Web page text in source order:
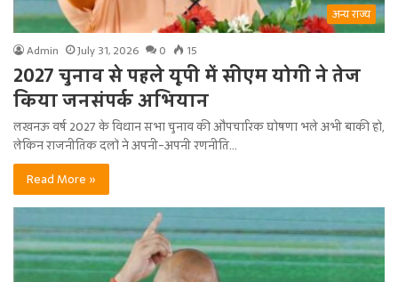
अन्य राज्य
Admin July 31, 2026 0 15
2027 चुनाव से पहले यूपी में सीएम योगी ने तेज
किया जनसंपर्क अभियान
लखनऊ वर्ष 2027 के विधान सभा चुनाव की औपचारिक घोषणा भले अभी बाकी हो,
लेकिन राजनीतिक दलों ने अपनी-अपनी रणनीति…
Read More »